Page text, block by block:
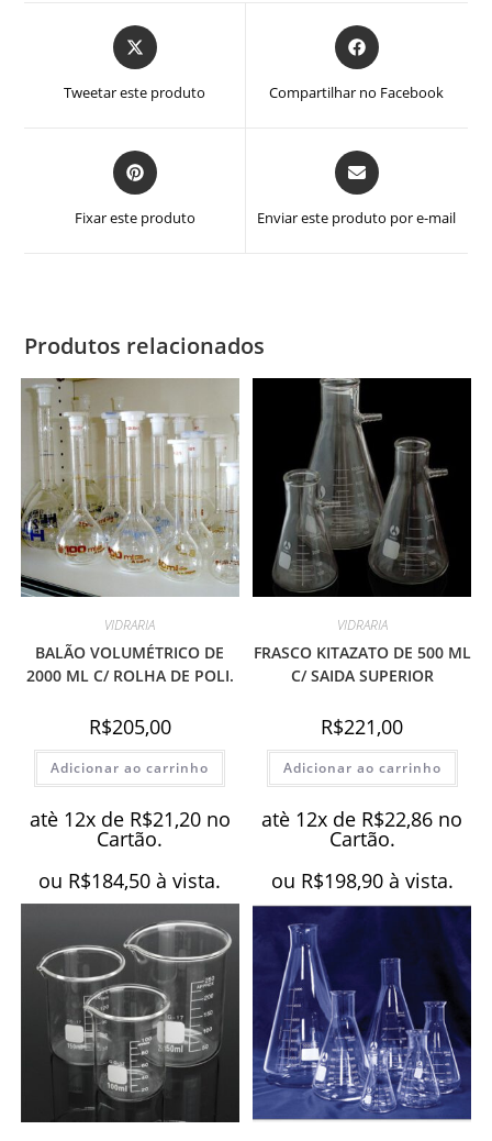
Abre
em
nova
Tweetar este produto
Abre
em
nova
Compartilhar no Facebook
Abre
em
nova
Fixar este produto
Abre
em
nova
Enviar este produto por e-mail
Produtos relacionados
VIDRARIA
BALÃO VOLUMÉTRICO DE
2000 ML C/ ROLHA DE POLI.
R$205,00
Adicionar ao carrinho
atè 12x de R$21,20 no
Cartão.
ou R$184,50 à vista.
VIDRARIA
FRASCO KITAZATO DE 500 ML
C/ SAIDA SUPERIOR
R$221,00
Adicionar ao carrinho
atè 12x de R$22,86 no
Cartão.
ou R$198,90 à vista.